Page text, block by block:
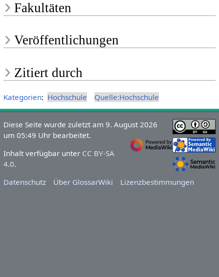
Fakultäten
Veröffentlichungen
Zitiert durch
Kategorien: Hochschule Quelle:Hochschule
Diese Seite wurde zuletzt am 9. August 2026
um 05:49 Uhr bearbeitet.
Inhalt verfügbar unter CC BY-SA
4.0.
Datenschutz
Über GlossarWiki Lizenzbestimmungen